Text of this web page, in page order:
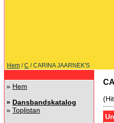
Hem /C / CARINA JAARNEK'S
» Hem
» Dansbandskatalog
» Toplistan